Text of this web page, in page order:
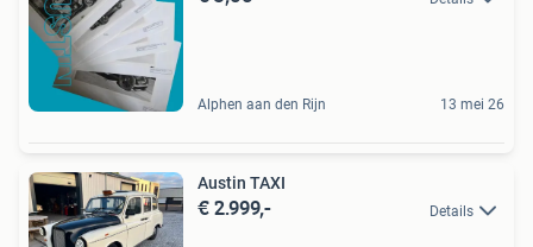
Alphen aan den Rijn 13 mei 26
Austin TAXI
€ 2.999,- Details